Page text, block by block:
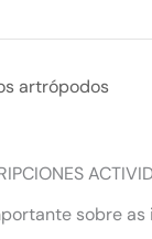
artrópodos
sobre as